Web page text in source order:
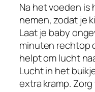
Na het voeden is
nemen, zodat je
Laat je baby
minuten rechtop
helpt om lucht
Lucht in het
extra kramp.